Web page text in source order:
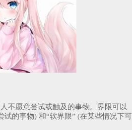
不愿意尝试或触及的事物。界限可以
试的事物) 和“软界限” (在某些情况下可